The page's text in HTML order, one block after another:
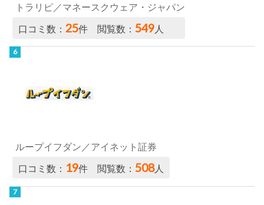
トラリピ／マネースクウェア・ジャパン
口コミ数：25件 閲覧数：549 人
ループイフダン／アイネット証券
口コミ数： 19件 閲覧数：508人